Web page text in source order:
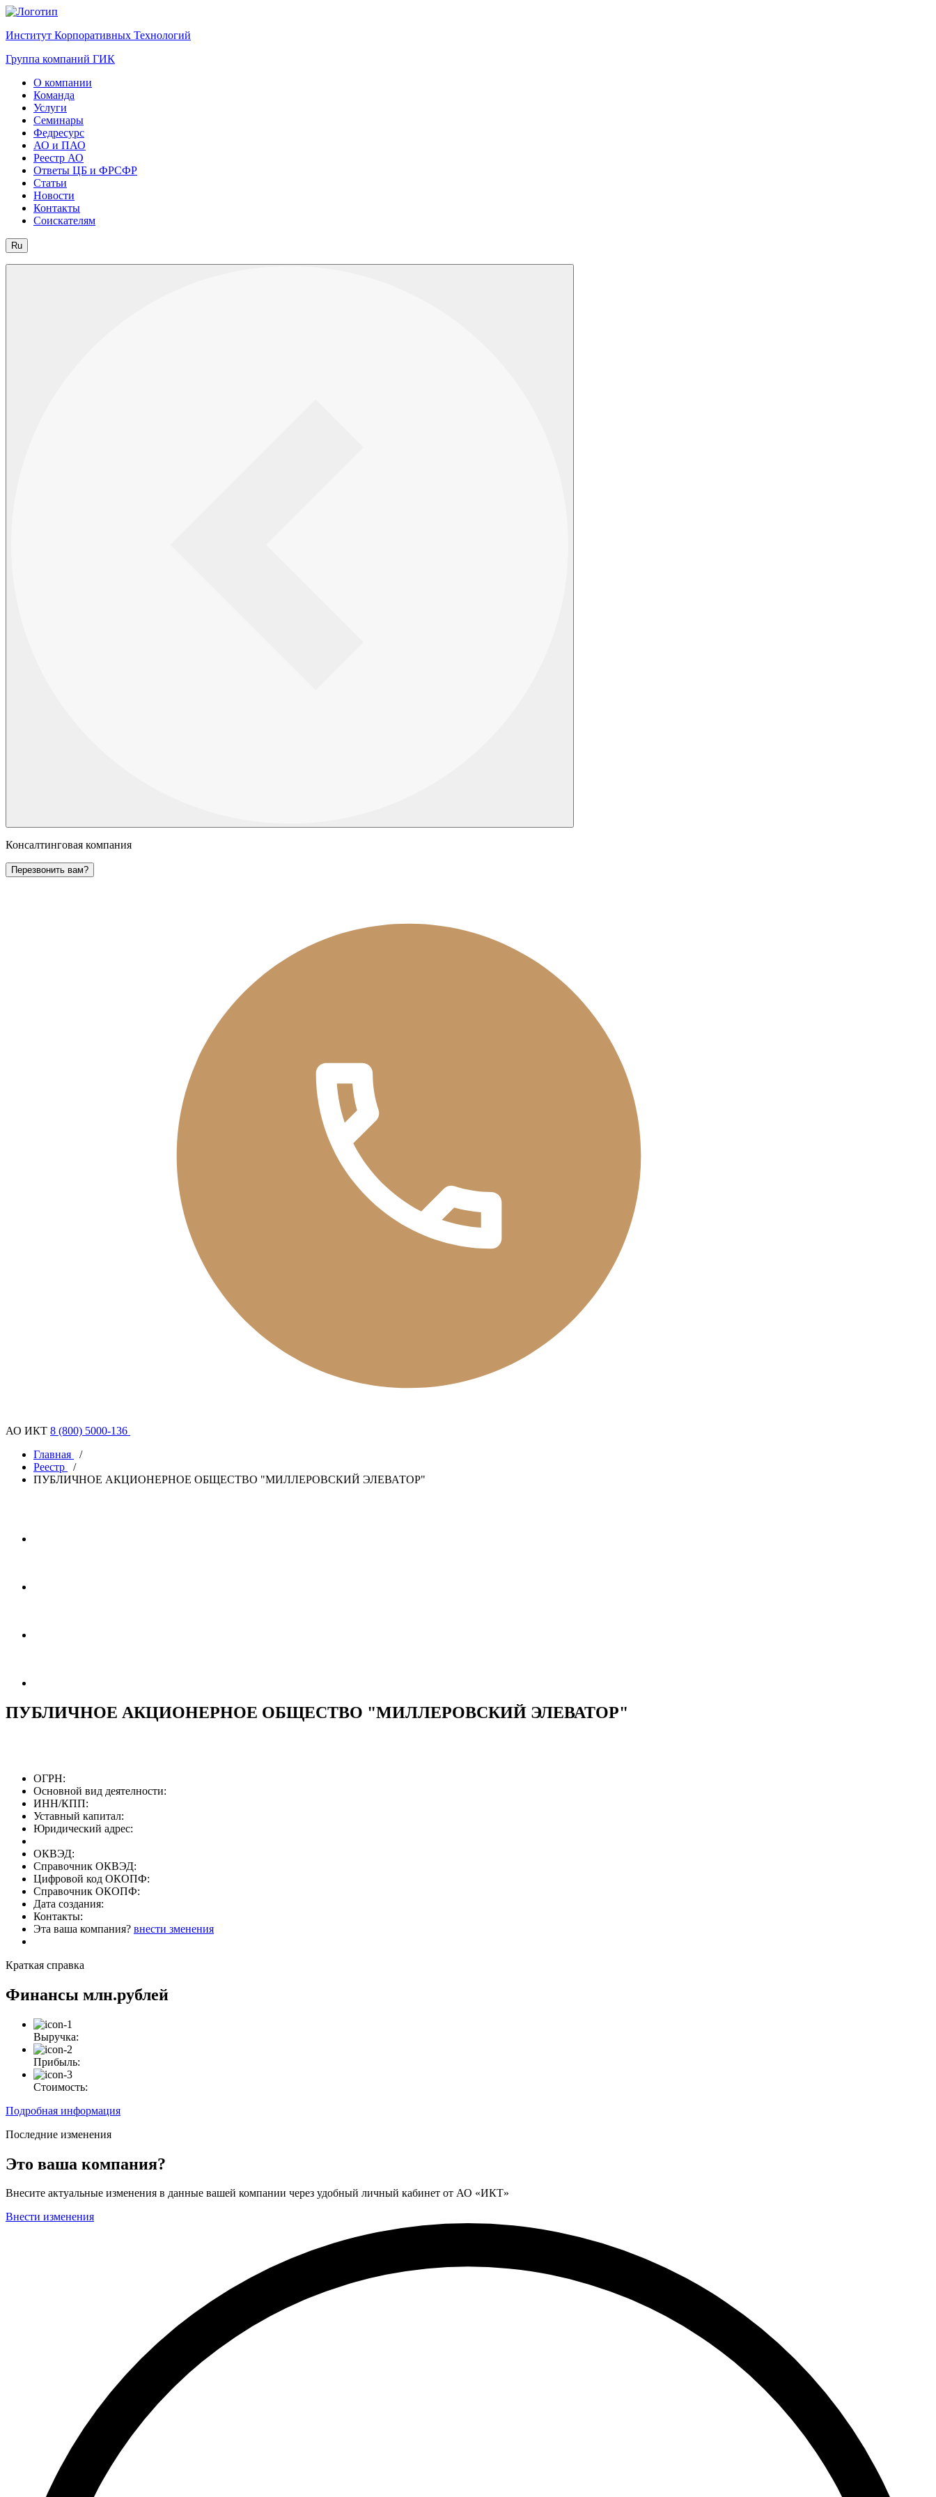
Институт Корпоративных Технологий
Группа компаний ГИК
О компании
Команда
Услуги
Семинары
Федресурс
АО и ПАО
Реестр АО
Ответы ЦБ и ФРСФР
Статьи
Новости
Контакты
Соискателям
Ru
Консалтинговая компания
Перезвонить вам?
АО ИКТ 8 (800) 5000-136
Главная
/
Реестр
/
ПУБЛИЧНОЕ АКЦИОНЕРНОЕ ОБЩЕСТВО "МИЛЛЕРОВСКИЙ ЭЛЕВАТОР"
ПУБЛИЧНОЕ АКЦИОНЕРНОЕ ОБЩЕСТВО "МИЛЛЕРОВСКИЙ ЭЛЕВАТОР"
ОГРН:
Основной вид деятелности:
ИНН/КПП:
Уставный капитал:
Юридический адрес:
ОКВЭД:
Справочник ОКВЭД:
Цифровой код ОКОПФ:
Справочник ОКОПФ:
Дата создания:
Контакты:
Эта ваша компания? внести зменения
Краткая справка
Финансы млн.рублей
Выручка:
Прибыль:
Стоимость:
Подробная информация
Последние изменения
Это ваша компания?
Внесите актуальные изменения в данные вашей компании через удобный личный кабинет от АО «ИКТ»
Внести изменения